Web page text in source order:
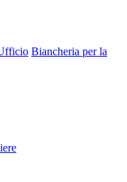
Biancheria per la